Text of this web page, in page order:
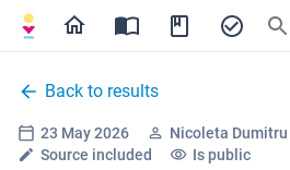
Back to results
23 May 2026
Nicoleta Dumitru
Source included
Is public